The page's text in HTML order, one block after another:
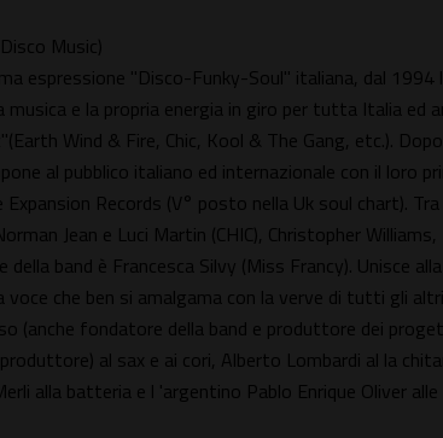
Music)
espressione "Disco-Funky-Soul" italiana, dal 1994
e la propria energia in giro per tutta Italia ed
Wind & Fire, Chic, Kool & The Gang, etc.).
al pubblico italiano ed internazionale con il loro
Records (V° posto nella Uk soul chart).
Jean e Luci Martin (CHIC), Christopher
della band è Francesca Silvy (Miss Francy). Unisce
voce che ben si amalgama con la verve di tutti gli
(anche fondatore della band e produttore dei
al sax e ai cori, Alberto Lombardi al la
alla batteria e l 'argentino Pablo Enrique Oliver alle